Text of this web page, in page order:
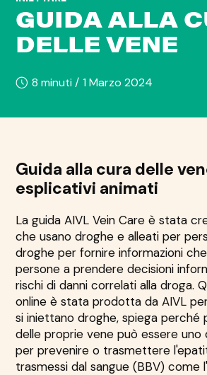
GUIDA ALLA
DELLE VENE
8 minuti / 1 Marzo 2024
Guida alla cura delle
esplicativi animati
La guida AIVL Vein Care è stata
che usano droghe e alleati per
droghe per fornire informazioni
persone a prendere decisioni
rischi di danni correlati alla droga.
online è stata prodotta da AIVL
si iniettano droghe, spiega perché
delle proprie vene può essere uno
per prevenire o trasmettere
trasmessi dal sangue (BBV) come